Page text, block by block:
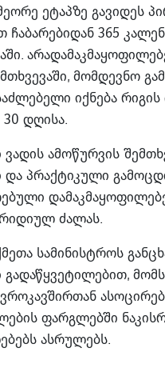
ეტაპზე გავიდეს
ჩაბარებიდან 365
მომდევნო
იქნება რიგის
დღისა.
ამოწურვის
პრაქტიკული
ძალას.
სამინისტროს
ფარგლებში
ასრულებს.